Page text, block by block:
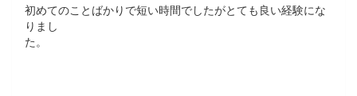
初めてのことばかりで短い時間でしたがとても良い経験にな
りまし
た。